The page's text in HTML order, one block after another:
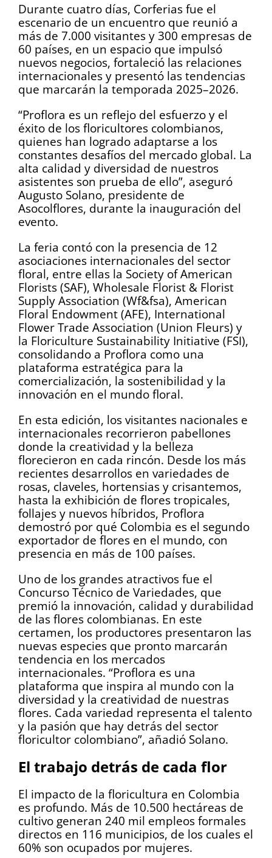
Durante cuatro días, Corferias fue el
escenario de un encuentro que reunió a
más de 7.000 visitantes y 300 empresas de
60 países, en un espacio que impulsó
nuevos negocios, fortaleció las relaciones
internacionales y presentó las tendencias
que marcarán la temporada 2025–2026.
“Proflora es un reflejo del esfuerzo y el
éxito de los floricultores colombianos,
quienes han logrado adaptarse a los
constantes desafíos del mercado global. La
alta calidad y diversidad de nuestros
asistentes son prueba de ello”, aseguró
Augusto Solano, presidente de
Asocolflores, durante la inauguración del
evento.
La feria contó con la presencia de 12
asociaciones internacionales del sector
floral, entre ellas la Society of American
Florists (SAF), Wholesale Florist & Florist
Supply Association (Wf&fsa), American
Floral Endowment (AFE), International
Flower Trade Association (Union Fleurs) y
la Floriculture Sustainability Initiative (FSI),
consolidando a Proflora como una
plataforma estratégica para la
comercialización, la sostenibilidad y la
innovación en el mundo floral.
En esta edición, los visitantes nacionales e
internacionales recorrieron pabellones
donde la creatividad y la belleza
florecieron en cada rincón. Desde los más
recientes desarrollos en variedades de
rosas, claveles, hortensias y crisantemos,
hasta la exhibición de flores tropicales,
follajes y nuevos híbridos, Proflora
demostró por qué Colombia es el segundo
exportador de flores en el mundo, con
presencia en más de 100 países.
Uno de los grandes atractivos fue el
Concurso Técnico de Variedades, que
premió la innovación, calidad y durabilidad
de las flores colombianas. En este
certamen, los productores presentaron las
nuevas especies que pronto marcarán
tendencia en los mercados
internacionales. “Proflora es una
plataforma que inspira al mundo con la
diversidad y la creatividad de nuestras
flores. Cada variedad representa el talento
y la pasión que hay detrás del sector
floricultor colombiano”, añadió Solano.
El trabajo detrás de cada flor
El impacto de la floricultura en Colombia
es profundo. Más de 10.500 hectáreas de
cultivo generan 240 mil empleos formales
directos en 116 municipios, de los cuales el
60% son ocupados por mujeres.